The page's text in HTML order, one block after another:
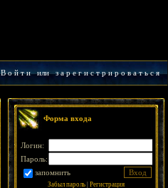
В о й т иилиз а р е г и с т р и р о в а т ь с я
Форма входа
Логин:
Пароль:
запомнить
Забыл пароль Регистрация